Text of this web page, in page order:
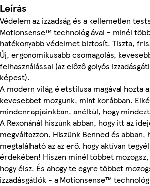
Leírás
Védelem az izzadság és a kellemetlen
Motionsense™ technológiával - minél
hatékonyabb védelmet biztosít. Tiszta,
Új, ergonomikusabb csomagolás,
felhasználással (az előző golyós
képest).
A modern világ életstílusa magával hozta
kevesebbet mozgunk, mint korábban.
mindennapjainkban, anélkül, hogy
A Rexonánál hiszünk abban, hogy itt az
megváltozzon. Hiszünk Benned és abban,
megtalálható az az erő, hogy aktívan
érdekében! Hiszen minél többet
hogy élsz. És ahogy te egyre többet
izzadásgátlók - a Motionsense™